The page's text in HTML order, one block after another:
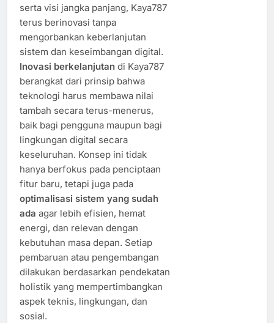
serta visi jangka panjang, Kaya787
terus berinovasi tanpa
mengorbankan keberlanjutan
sistem dan keseimbangan digital.
Inovasi berkelanjutan di Kaya787
berangkat dari prinsip bahwa
teknologi harus membawa nilai
tambah secara terus-menerus,
baik bagi pengguna maupun bagi
lingkungan digital secara
keseluruhan. Konsep ini tidak
hanya berfokus pada penciptaan
fitur baru, tetapi juga pada
optimalisasi sistem yang sudah
ada agar lebih efisien, hemat
energi, dan relevan dengan
kebutuhan masa depan. Setiap
pembaruan atau pengembangan
dilakukan berdasarkan pendekatan
holistik yang mempertimbangkan
aspek teknis, lingkungan, dan
sosial.